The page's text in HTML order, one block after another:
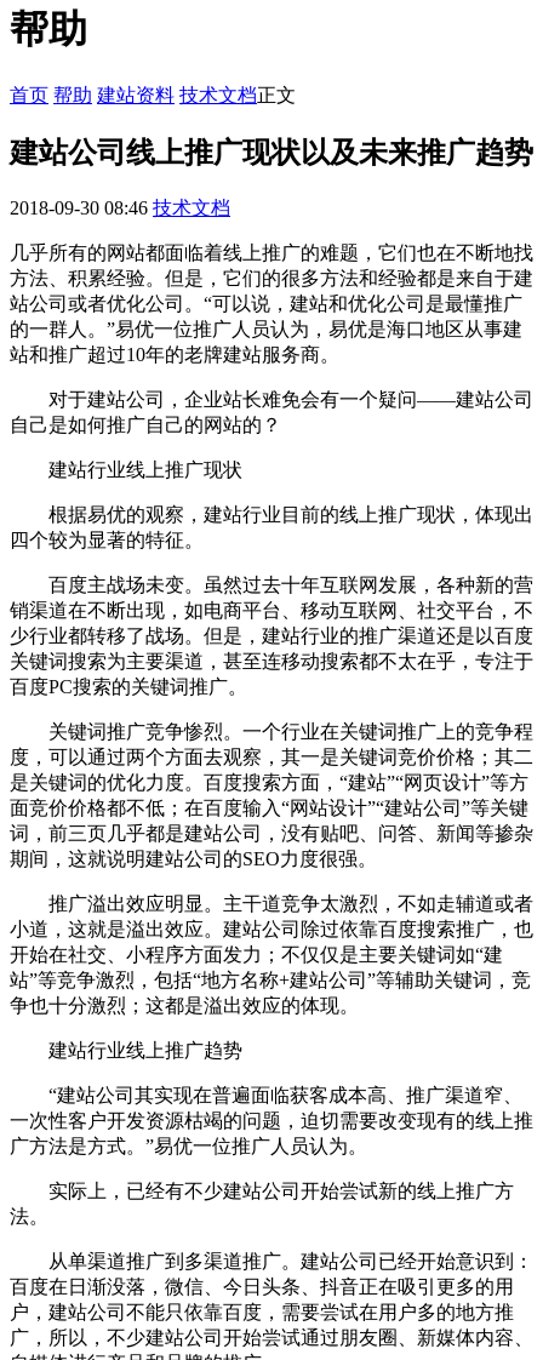
帮助
首页 帮助 建站资料 技术文档正文
建站公司线上推广现状以及未来推广趋势
2018-09-30 08:46 技术文档
几乎所有的网站都面临着线上推广的难题，它们也在不断地找
方法、积累经验。但是，它们的很多方法和经验都是来自于建
站公司或者优化公司。“可以说，建站和优化公司是最懂推广
的一群人。”易优一位推广人员认为，易优是海口地区从事建
站和推广超过10年的老牌建站服务商。
对于建站公司，企业站长难免会有一个疑问——建站公司
自己是如何推广自己的网站的？
建站行业线上推广现状
根据易优的观察，建站行业目前的线上推广现状，体现出
四个较为显著的特征。
百度主战场未变。虽然过去十年互联网发展，各种新的营
销渠道在不断出现，如电商平台、移动互联网、社交平台，不
少行业都转移了战场。但是，建站行业的推广渠道还是以百度
关键词搜索为主要渠道，甚至连移动搜索都不太在乎，专注于
百度PC搜索的关键词推广。
关键词推广竞争惨烈。一个行业在关键词推广上的竞争程
度，可以通过两个方面去观察，其一是关键词竞价价格；其二
是关键词的优化力度。百度搜索方面，“建站”“网页设计”等方
面竞价价格都不低；在百度输入“网站设计”“建站公司”等关键
词，前三页几乎都是建站公司，没有贴吧、问答、新闻等掺杂
期间，这就说明建站公司的SEO力度很强。
推广溢出效应明显。主干道竞争太激烈，不如走辅道或者
小道，这就是溢出效应。建站公司除过依靠百度搜索推广，也
开始在社交、小程序方面发力；不仅仅是主要关键词如“建
站”等竞争激烈，包括“地方名称+建站公司”等辅助关键词，竞
争也十分激烈；这都是溢出效应的体现。
建站行业线上推广趋势
“建站公司其实现在普遍面临获客成本高、推广渠道窄、
一次性客户开发资源枯竭的问题，迫切需要改变现有的线上推
广方法是方式。”易优一位推广人员认为。
实际上，已经有不少建站公司开始尝试新的线上推广方
法。
从单渠道推广到多渠道推广。建站公司已经开始意识到：
百度在日渐没落，微信、今日头条、抖音正在吸引更多的用
户，建站公司不能只依靠百度，需要尝试在用户多的地方推
广，所以，不少建站公司开始尝试通过朋友圈、新媒体内容、